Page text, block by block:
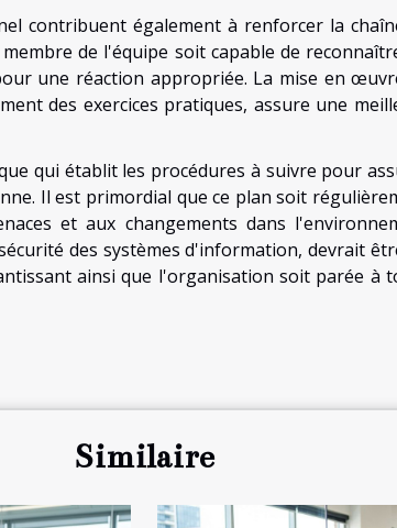
contribuent également à renforcer la
de l'équipe soit capable de
une réaction appropriée. La mise en
des exercices pratiques, assure une
qui établit les procédures à suivre pour
Il est primordial que ce plan soit
et aux changements dans
des systèmes d'information, devrait
ainsi que l'organisation soit parée à
Similaire